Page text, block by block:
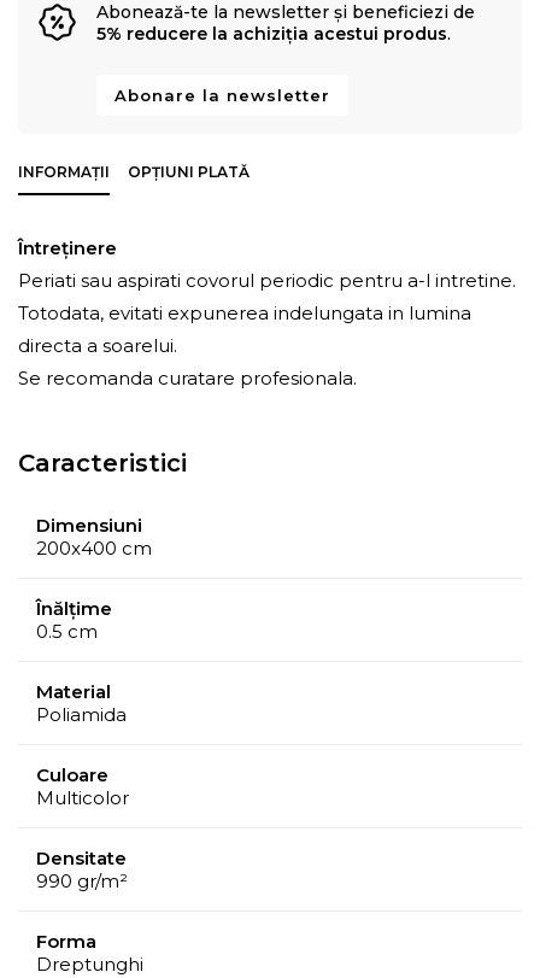
Abonează-te la newsletter și beneficiezi de
5% reducere la achiziția acestui produs.
Abonare la newsletter
INFORMAȚII OPȚIUNI PLATĂ
Întreţinere
Periati sau aspirati covorul periodic pentru a-l intretine.
Totodata, evitati expunerea indelungata in lumina
directa a soarelui.
Se recomanda curatare profesionala.
Caracteristici
Dimensiuni
200x400 cm
Înălțime
0.5 cm
Material
Poliamida
Culoare
Multicolor
Densitate
990 gr/m²
Forma
Dreptunghi